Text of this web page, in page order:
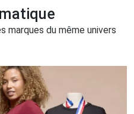
marques du même univers